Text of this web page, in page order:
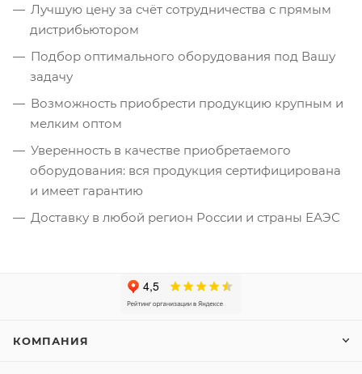
Лучшую цену за счёт сотрудничества с прямым
дистрибьютором
Подбор оптимального оборудования под Вашу
задачу
Возможность приобрести продукцию крупным и
мелким оптом
Уверенность в качестве приобретаемого
оборудования: вся продукция сертифицирована
и имеет гарантию
Доставку в любой регион России и страны ЕАЭС
КОМПАНИЯ